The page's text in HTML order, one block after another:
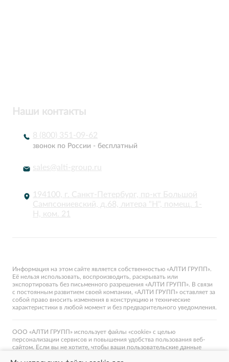
Наши контакты
8 (800) 351-09-62
звонок по России - бесплатный
sales@alti-group.ru
194100, г. Санкт-Петербург, пр-кт Большой
Сампсониевский, д.68, литера "Н", помещ. 1-
Н, ком. 21
Информация на этом сайте является собственностью «АЛТИ ГРУПП».
Её нельзя использовать, воспроизводить, раскрывать или
экспортировать без письменного разрешения «АЛТИ ГРУПП». В связи
с постоянным развитием своей компании, «АЛТИ ГРУПП» оставляет за
собой право вносить изменения в конструкцию и технические
характеристики в любой момент и без предварительного уведомления.
ООО «АЛТИ ГРУПП» использует файлы «cookie» с целью
персонализации сервисов и повышения удобства пользования веб-
сайтом. Если вы не хотите, чтобы ваши пользовательские данные